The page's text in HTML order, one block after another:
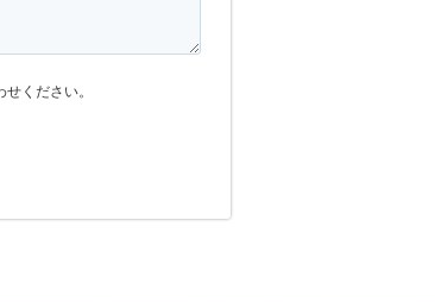
会社概要
ください。